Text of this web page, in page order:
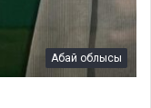
Абай облысы